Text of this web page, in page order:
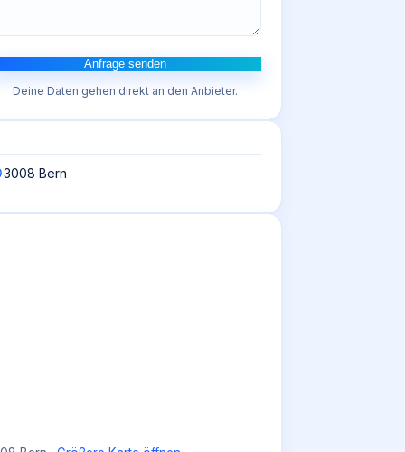
Anfrage senden
Deine Daten gehen direkt an den Anbieter.
3008 Bern